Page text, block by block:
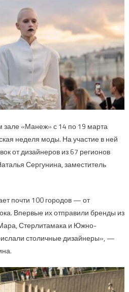
зале «Манеж» с 14 по 19 марта
неделя моды. На участие в ней
от дизайнеров из 67 регионов
Сергунина, заместитель
почти 100 городов — от
Впервые их отправили бренды из
Стерлитамака и Южно-
столичные дизайнеры», —